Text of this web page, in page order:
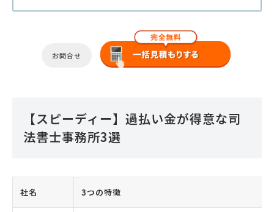
お問合せ
【スピーディー】過払い金が得意な司
法書士事務所3選
社名 3つの特徴